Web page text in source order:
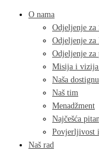
O nama
Odjeljenje za
Odjeljenje
Odjeljenje za
Misija i vizija
Naša
Naš tim
Menadžment
Najčešća
Povjerljivost
Naš rad